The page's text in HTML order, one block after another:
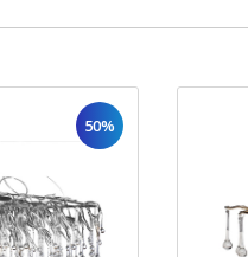
50%